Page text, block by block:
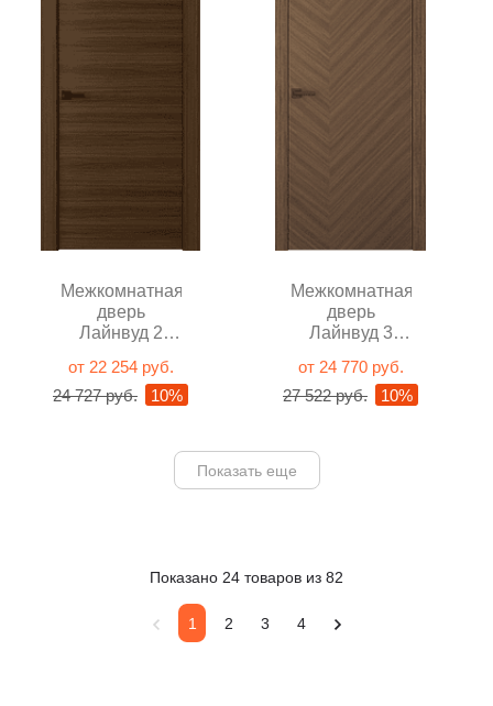
Межкомнатная
дверь
Лайнвуд 2
от 22 254 руб.
24 727 руб.
10%
Межкомнатная
дверь
Лайнвуд 3
от 24 770 руб.
27 522 руб.
10%
Показать еще
Показано 24 товаров из 82
1 2 3 4